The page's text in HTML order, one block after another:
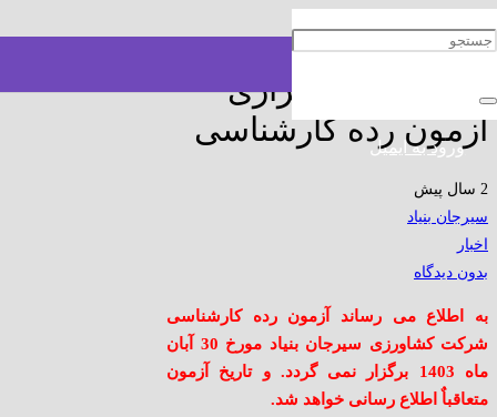
ورود به ایمیل
تغییر زمان برگزاری
آزمون رده کارشناسی
2 سال پیش
سیرجان بنیاد
اخبار
بدون دیدگاه
به اطلاع می رساند آزمون رده کارشناسی
شرکت کشاورزی سیرجان بنیاد مورخ 30 آبان
ماه 1403 برگزار نمی گردد. و تاریخ آزمون
متعاقباٌ اطلاع رسانی خواهد شد.